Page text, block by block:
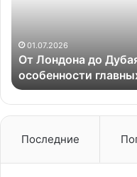
главных
Сити
планеты
01.07.2026
От Лондона до
особенности
Последние